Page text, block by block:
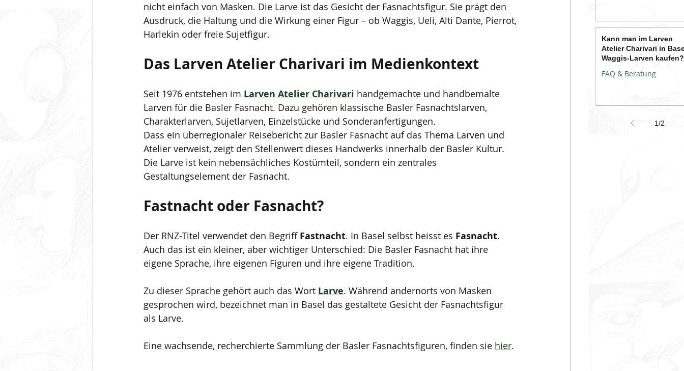
nicht einfach von Masken. Die Larve ist das Gesicht der Fasnachtsfigur. Sie prägt den
Ausdruck, die Haltung und die Wirkung einer Figur – ob Waggis, Ueli, Alti Dante, Pierrot,
Harlekin oder freie Sujetfigur.
Das Larven Atelier Charivari im Medienkontext
Seit 1976 entstehen im Larven Atelier Charivari handgemachte und handbemalte
Larven für die Basler Fasnacht. Dazu gehören klassische Basler Fasnachtslarven,
Charakterlarven, Sujetlarven, Einzelstücke und Sonderanfertigungen.
Dass ein überregionaler Reisebericht zur Basler Fasnacht auf das Thema Larven und
Atelier verweist, zeigt den Stellenwert dieses Handwerks innerhalb der Basler Kultur.
Die Larve ist kein nebensächliches Kostümteil, sondern ein zentrales
Gestaltungselement der Fasnacht.
Fastnacht oder Fasnacht?
Der RNZ-Titel verwendet den Begriff Fastnacht. In Basel selbst heisst es Fasnacht.
Auch das ist ein kleiner, aber wichtiger Unterschied: Die Basler Fasnacht hat ihre
eigene Sprache, ihre eigenen Figuren und ihre eigene Tradition.
Zu dieser Sprache gehört auch das Wort Larve. Während andernorts von Masken
gesprochen wird, bezeichnet man in Basel das gestaltete Gesicht der Fasnachtsfigur
als Larve.
Eine wachsende, recherchierte Sammlung der Basler Fasnachtsfiguren, finden sie hier.
Kann man im Larven
Atelier Charivari in
Waggis-Larven kaufen?
FAQ & Beratung
1/2